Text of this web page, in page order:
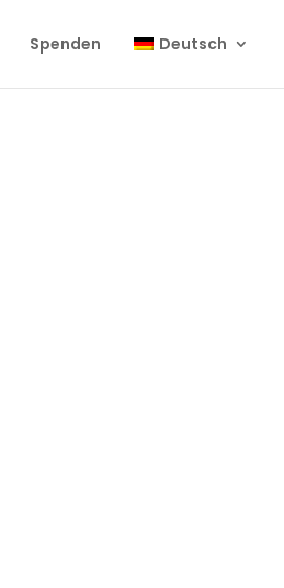
Spenden Deutsch